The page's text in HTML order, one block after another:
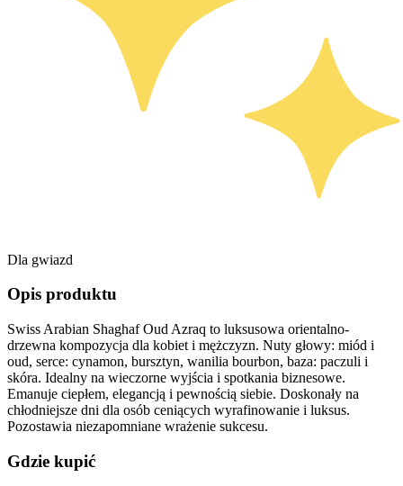
Dla gwiazd
Opis produktu
Swiss Arabian Shaghaf Oud Azraq to luksusowa orientalno-
drzewna kompozycja dla kobiet i mężczyzn. Nuty głowy: miód i
oud, serce: cynamon, bursztyn, wanilia bourbon, baza: paczuli i
skóra. Idealny na wieczorne wyjścia i spotkania biznesowe.
Emanuje ciepłem, elegancją i pewnością siebie. Doskonały na
chłodniejsze dni dla osób ceniących wyrafinowanie i luksus.
Pozostawia niezapomniane wrażenie sukcesu.
Gdzie kupić